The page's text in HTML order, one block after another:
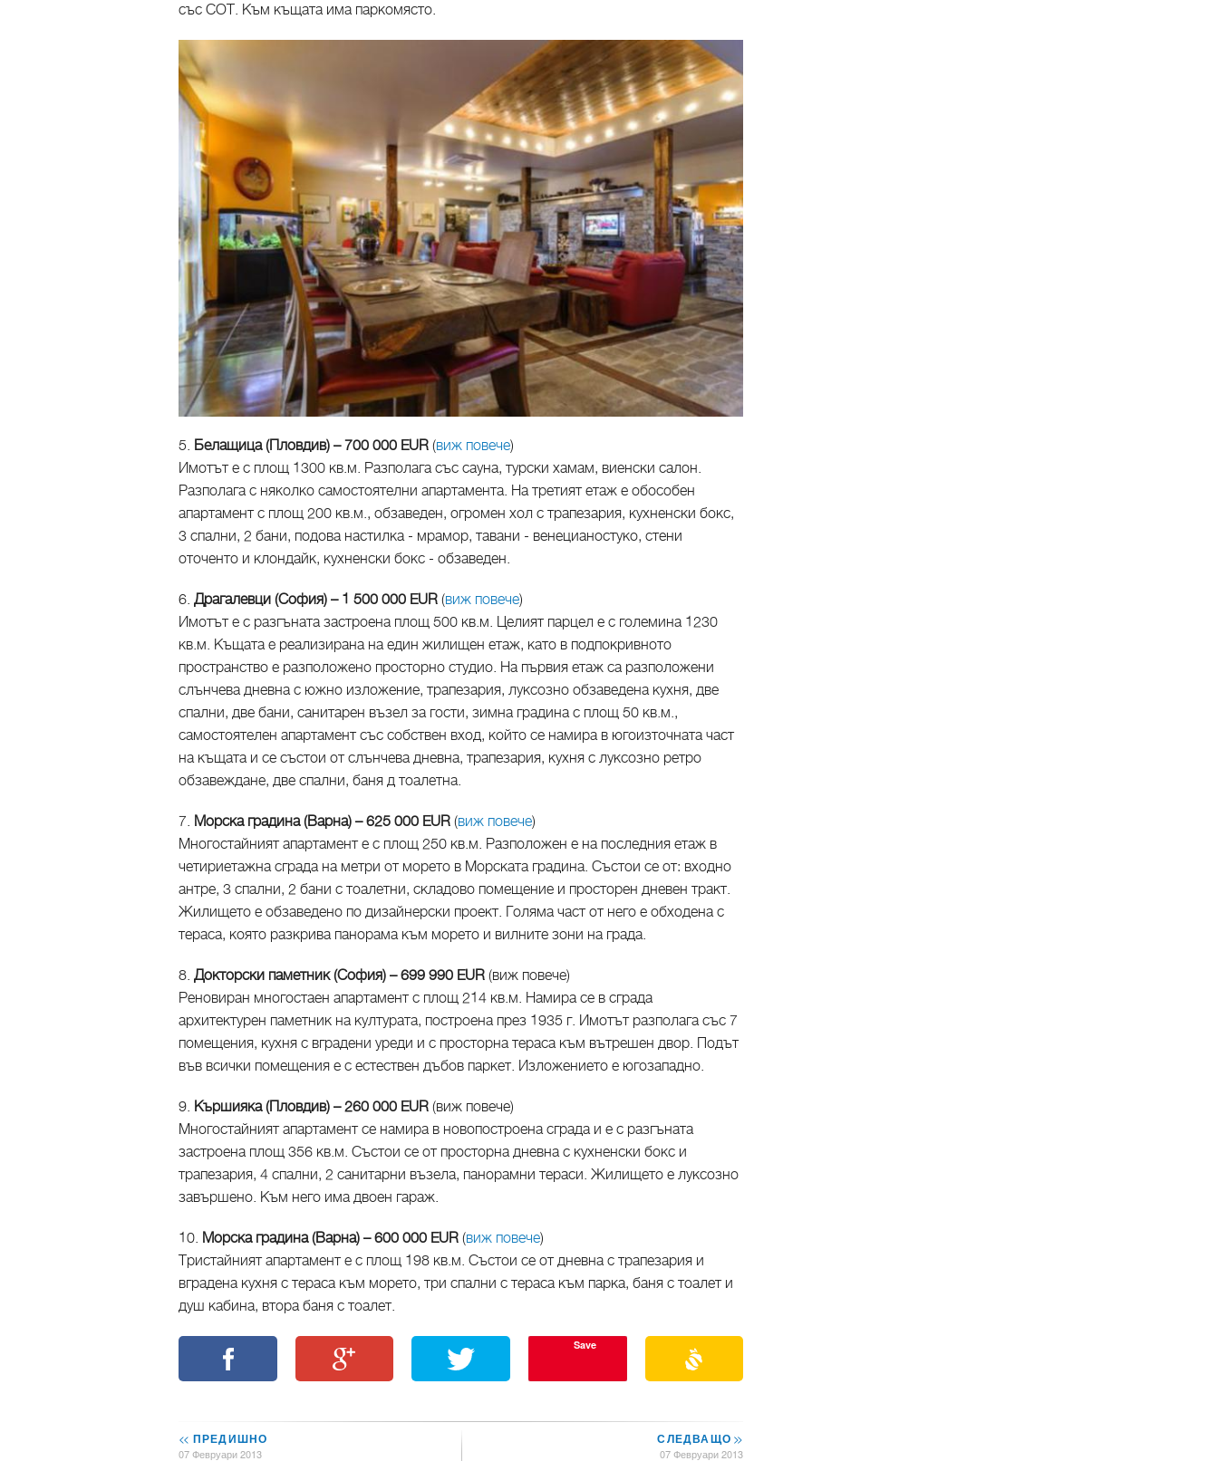
със СОТ. Към къщата има паркомясто.
5. Белащица (Пловдив) – 700 000 EUR (виж повече)
Имотът е с площ 1300 кв.м. Разполага със сауна, турски хамам, виенски салон.
Разполага с няколко самостоятелни апартамента. На третият етаж е обособен
апартамент с площ 200 кв.м., обзаведен, огромен хол с трапезария, кухненски бокс,
3 спални, 2 бани, подова настилка - мрамор, тавани - венецианостуко, стени
оточенто и клондайк, кухненски бокс - обзаведен.
6. Драгалевци (София) – 1 500 000 EUR (виж повече)
Имотът е с разгъната застроена площ 500 кв.м. Целият парцел е с големина 1230
кв.м. Къщата e реализирана на един жилищен етаж, като в подпокривното
пространство е разположено просторно студио. На първия етаж са разположени
слънчева дневна с южно изложение, трапезария, луксозно обзаведена кухня, две
спални, две бани, санитарен възел за гости, зимна градина с площ 50 кв.м.,
самостоятелен апартамент със собствен вход, който се намира в югоизточната част
на къщата и се състои от слънчева дневна, трапезария, кухня с луксозно ретро
обзавеждане, две спални, баня д тоалетна.
7. Морска градина (Варна) – 625 000 EUR (виж повече)
Многостайният апартамент е с площ 250 кв.м. Разположен е на последния етаж в
четириетажна сграда на метри от морето в Морската градина. Състои се от: входно
антре, 3 спални, 2 бани с тоалетни, складово помещение и просторен дневен тракт.
Жилището е обзаведено по дизайнерски проект. Голяма част от него е обходена с
тераса, която разкрива панорама към морето и вилните зони на града.
8. Докторски паметник (София) – 699 990 EUR (виж повече)
Реновиран многостаен апартамент с площ 214 кв.м. Намира се в сграда
архитектурен паметник на културата, построена през 1935 г. Имотът разполага със 7
помещения, кухня с вградени уреди и с просторна тераса към вътрешен двор. Подът
във всички помещения е с естествен дъбов паркет. Изложението е югозападно.
9. Кършияка (Пловдив) – 260 000 EUR (виж повече)
Многостайният апартамент се намира в новопостроена сграда и е с разгъната
застроена площ 356 кв.м. Състои се от просторна дневна с кухненски бокс и
трапезария, 4 спални, 2 санитарни възела, панорамни тераси. Жилището е луксозно
завършено. Към него има двоен гараж.
10. Морска градина (Варна) – 600 000 EUR (виж повече)
Тристайният апартамент е с площ 198 кв.м. Състои се от дневна с трапезария и
вградена кухня с тераса към морето, три спални с тераса към парка, баня с тоалет и
душ кабина, втора баня с тоалет.
Save
<< ПРЕДИШНО
07 Февруари 2013
СЛЕДВАЩО>>
07 Февруари 2013